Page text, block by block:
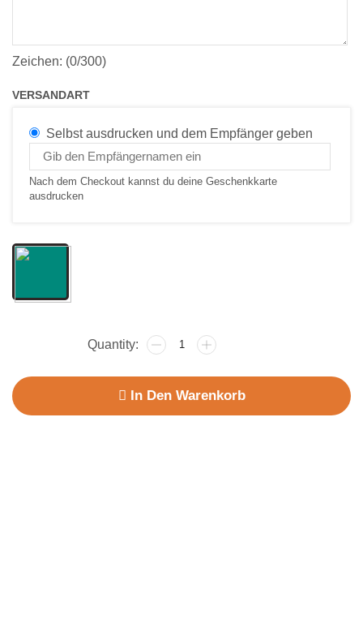
Zeichen: (0/300)
VERSANDART
Selbst ausdrucken und dem Empfänger geben
Nach dem Checkout kannst du deine Geschenkkarte
ausdrucken
In Den Warenkorb